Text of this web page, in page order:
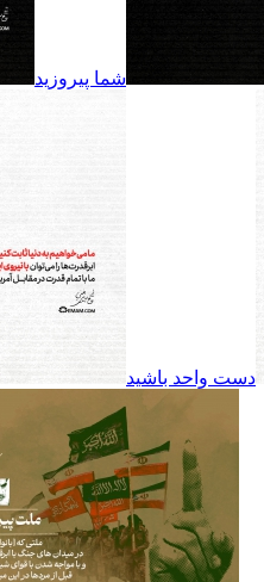
شما پیروزید
دست واحد باشید